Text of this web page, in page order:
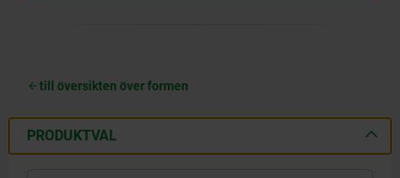
till översikten över formen
PRODUKTVAL